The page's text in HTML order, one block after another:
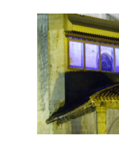
HPIM1661.jpg